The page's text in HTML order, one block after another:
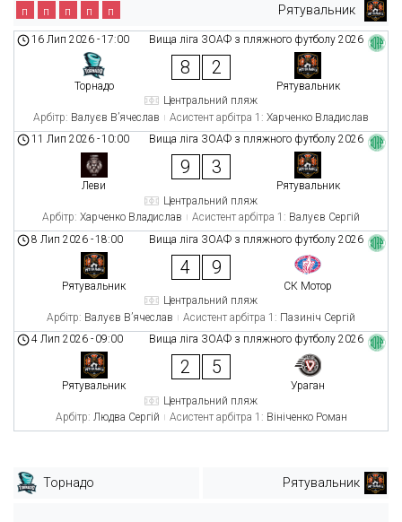
Рятувальник
п п п п п
Вища ліга ЗОАФ з пляжного футболу 2026
16 Лип 2026 -17:00
Торнадо
8 2
Рятувальник
Центральний пляж
Арбітр: Валуєв В’ячеслав Асистент арбітра 1: Харченко Владислав
Вища ліга ЗОАФ з пляжного футболу 2026
11 Лип 2026 -10:00
Леви
9 3
Рятувальник
Центральний пляж
Арбітр: Харченко Владислав Асистент арбітра 1: Валуєв Сергій
Вища ліга ЗОАФ з пляжного футболу 2026
8 Лип 2026 -18:00
Рятувальник
4 9
СК Мотор
Центральний пляж
Арбітр: Валуєв В’ячеслав Асистент арбітра 1: Пазиніч Сергій
Вища ліга ЗОАФ з пляжного футболу 2026
4 Лип 2026 - 09:00
Рятувальник
2 5
Ураган
Центральний пляж
Арбітр: Людва Сергій Асистент арбітра 1: Вініченко Роман
Торнадо Рятувальник